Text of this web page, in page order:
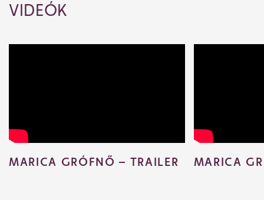
VIDEÓK
MARICA GRÓFNŐ – TRAILER MARICA